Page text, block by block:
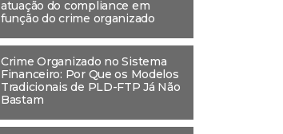
atuação do compliance em
função do crime organizado
Crime Organizado no Sistema
Financeiro: Por Que os Modelos
Tradicionais de PLD-FTP Já Não
Bastam